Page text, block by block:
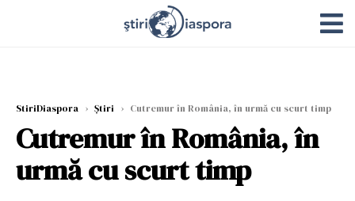
StiriDiaspora › Știri › Cutremur în România, în urmă cu scurt timp
Cutremur în România, în
urmă cu scurt timp